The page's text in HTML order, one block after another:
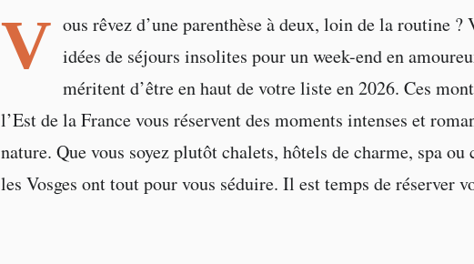
V ous rêvez d’une parenthèse à deux, loin de la routine ?
idées de séjours insolites pour un week-end en
méritent d’être en haut de votre liste en 2026. Ces
l’Est de la France vous réservent des moments intenses et
nature. Que vous soyez plutôt chalets, hôtels de charme, spa ou
les Vosges ont tout pour vous séduire. Il est temps de réserver